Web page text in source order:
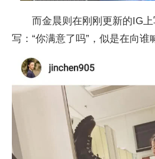
而金晨则在刚刚更新的IG
写：“你满意了吗”，似是在向谁